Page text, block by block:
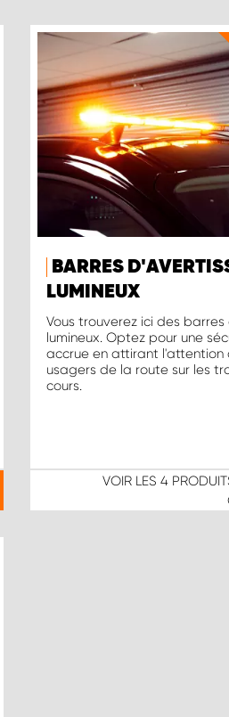
BARRES
LUMINEUX
Vous trouverez ici des
lumineux. Optez pour une
accrue en attirant l'attention
usagers de la route sur les
cours.
VOIR LES 4